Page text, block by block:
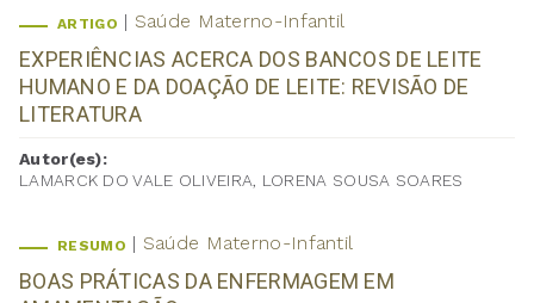
ARTIGO Saúde Materno-Infantil
EXPERIÊNCIAS ACERCA DOS BANCOS DE LEITE
HUMANO E DA DOAÇÃO DE LEITE: REVISÃO DE
LITERATURA
Autor(es):
LAMARCK DO VALE OLIVEIRA, LORENA SOUSA SOARES
RESUMO Saúde Materno-Infantil
BOAS PRÁTICAS DA ENFERMAGEM EM